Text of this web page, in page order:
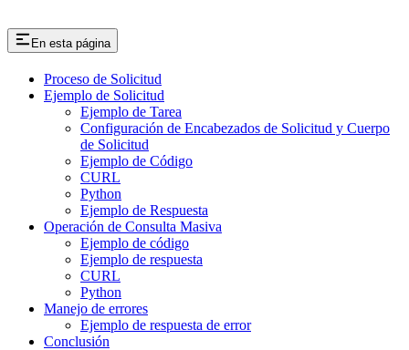
En esta página
Proceso de Solicitud
Ejemplo de Solicitud
Ejemplo de Tarea
Configuración de Encabezados de Solicitud y Cuerpo
de Solicitud
Ejemplo de Código
CURL
Python
Ejemplo de Respuesta
Operación de Consulta Masiva
Ejemplo de código
Ejemplo de respuesta
CURL
Python
Manejo de errores
Ejemplo de respuesta de error
Conclusión